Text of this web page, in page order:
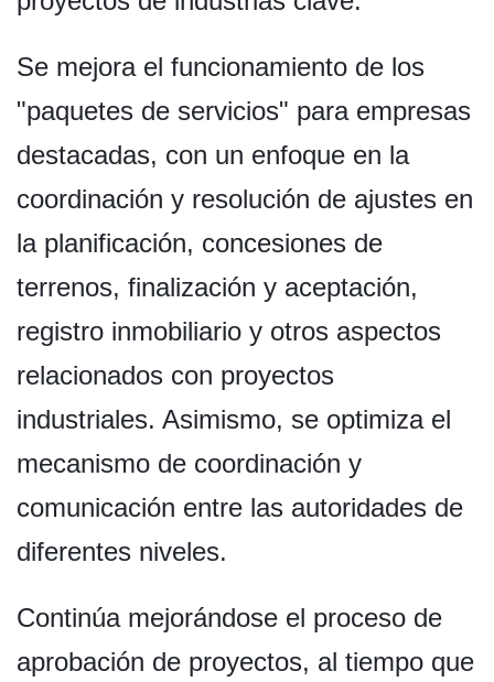
Se mejora el funcionamiento de los
"paquetes de servicios" para empresas
destacadas, con un enfoque en la
coordinación y resolución de ajustes en
la planificación, concesiones de
terrenos, finalización y aceptación,
registro inmobiliario y otros aspectos
relacionados con proyectos
industriales. Asimismo, se optimiza el
mecanismo de coordinación y
comunicación entre las autoridades de
diferentes niveles.
Continúa mejorándose el proceso de
aprobación de proyectos, al tiempo que